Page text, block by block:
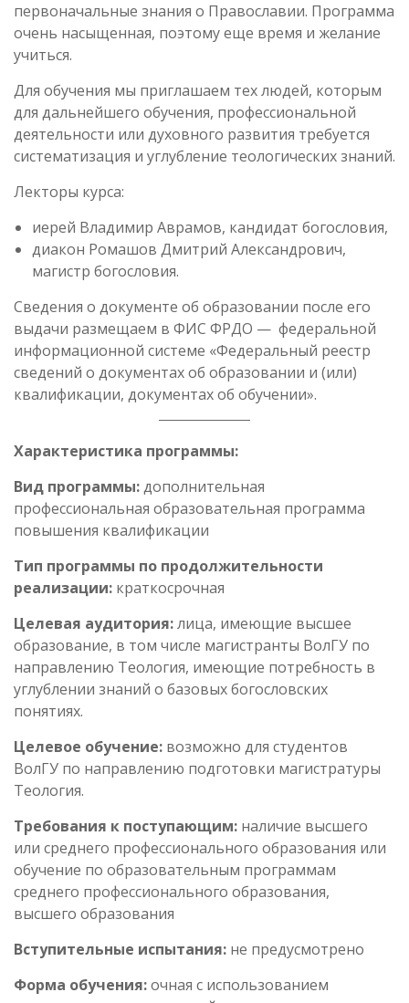
первоначальные знания о Православии. Программа
очень насыщенная, поэтому еще время и желание
учиться.
Для обучения мы приглашаем тех людей, которым
для дальнейшего обучения, профессиональной
деятельности или духовного развития требуется
систематизация и углубление теологических знаний.
Лекторы курса:
иерей Владимир Аврамов, кандидат богословия,
диакон Ромашов Дмитрий Александрович,
магистр богословия.
Сведения о документе об образовании после его
выдачи размещаем в ФИС ФРДО — федеральной
информационной системе «Федеральный реестр
сведений о документах об образовании и (или)
квалификации, документах об обучении».
Характеристика программы:
Вид программы:дополнительная
профессиональная образовательная программа
повышения квалификации
Тип программы по продолжительности
реализации: краткосрочная
Целевая аудитория:лица, имеющие высшее
образование, в том числе магистранты ВолГУ по
направлению Теология, имеющие потребность в
углублении знаний о базовых богословских
понятиях.
Целевое обучение: возможно для студентов
ВолГУ по направлению подготовки магистратуры
Теология.
Требования к поступающим: наличие высшего
или среднего профессионального образования или
обучение по образовательным программам
среднего профессионального образования,
высшего образования
Вступительные испытания: не предусмотрено
Форма обучения:очная с использованием